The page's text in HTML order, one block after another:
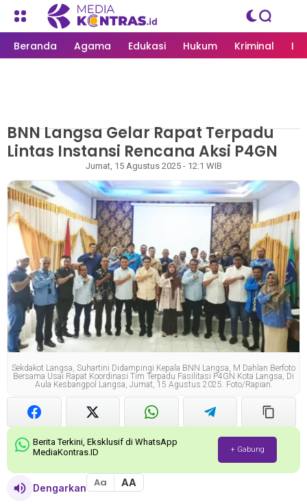
Beranda Agama Edukasi Hukum Kriminal
MEDIAKONTRAS.ID/ LANGSA
BNN Langsa Gelar Rapat Terpadu
Lintas Instansi Rencana Aksi P4GN
Jumat, 15 Agustus 2025 - 12:1 WIB
Sekdakot Langsa, Suhartini Didampingi Kepala BNN Langsa, M Dahlan Berfoto
Bersama Usai Rapat Koordinasi Tim Terpadu Fasilitasi P4GN Kota Langsa, Di
Aula Kesbangpol Langsa, Jumat, 15 Agustus 2025. Foto/Rapian.
Berita Terkini, Eksklusif di WhatsApp
MediaKontras.ID
+ Gabung
Dengarkan Aa AA